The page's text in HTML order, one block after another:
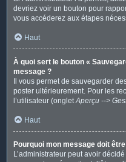
devriez voir un bouton pour
vous accéderez aux étapes
Haut
À quoi sert le bouton «
message ?
Il vous permet de sauvegarder
poster ultérieurement. Pour les
l’utilisateur (ongletAperçu -->
Haut
Pourquoi mon message doit
L’administrateur peut avoir